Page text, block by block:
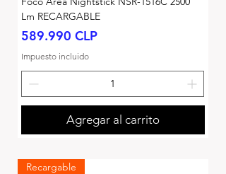
Lm RECARGABLE
Precio
589.990 CLP
Impuesto incluido
Agregar al carrito
Recargable